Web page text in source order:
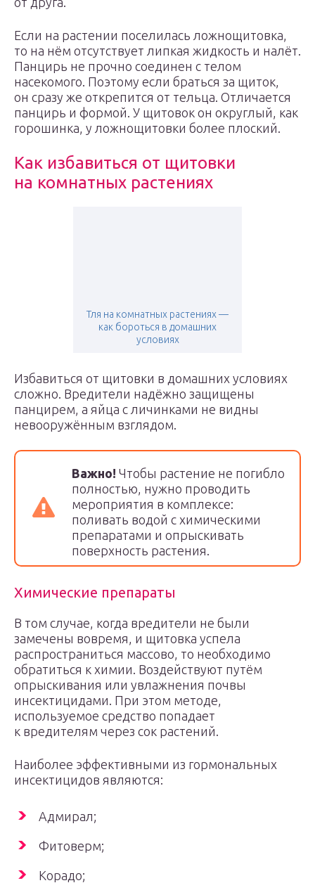
Если на растении поселилась ложнощитовка,
то на нём отсутствует липкая жидкость и налёт.
Панцирь не прочно соединен с телом
насекомого. Поэтому если браться за щиток,
он сразу же открепится от тельца. Отличается
панцирь и формой. У щитовок он округлый, как
горошинка, у ложнощитовки более плоский.
Как избавиться от щитовки
на комнатных растениях
Тля на комнатных растениях —
как бороться в домашних
условиях
Избавиться от щитовки в домашних условиях
сложно. Вредители надёжно защищены
панцирем, а яйца с личинками не видны
невооружённым взглядом.
Важно! Чтобы растение не погибло
полностью, нужно проводить
мероприятия в комплексе:
поливать водой с химическими
препаратами и опрыскивать
поверхность растения.
Химические препараты
В том случае, когда вредители не были
замечены вовремя, и щитовка успела
распространиться массово, то необходимо
обратиться к химии. Воздействуют путём
опрыскивания или увлажнения почвы
инсектицидами. При этом методе,
используемое средство попадает
к вредителям через сок растений.
Наиболее эффективными из гормональных
инсектицидов являются:
Адмирал;
Фитоверм;
Корадо;